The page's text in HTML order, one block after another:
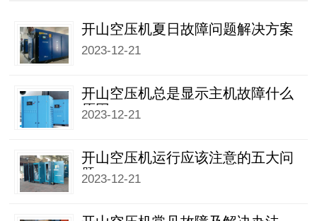
开山空压机夏日故障问题解决方案
2023-12-21
开山空压机总是显示主机故障什么
原因
2023-12-21
开山空压机运行应该注意的五大问
题
2023-12-21